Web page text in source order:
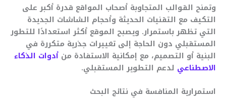
وتمنح القوالب المتجاوبة أصحاب المواقع قدرة أكبر على
التكيف مع التقنيات الحديثة وأحجام الشاشات الجديدة
التي تظهر باستمرار. ويصبح الموقع أكثر استعدادًا للتطور
المستقبلي دون الحاجة إلى تغييرات جذرية متكررة في
البنية أو التصميم، مع إمكانية الاستفادة من أدوات الذكاء
الاصطناعي لدعم التطوير المستقبلي.
استمرارية المنافسة في نتائج البحث